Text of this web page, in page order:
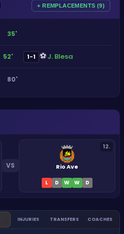
+ REMPLACEMENTS (9)
35'
52' 1-1 ⚽J. Blesa
80'
VS
12.
Rio Ave
L D W W D
INJURIES TRANSFERS COACHES